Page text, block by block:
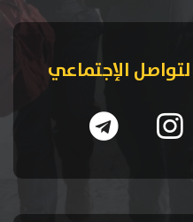
الإجتماعي